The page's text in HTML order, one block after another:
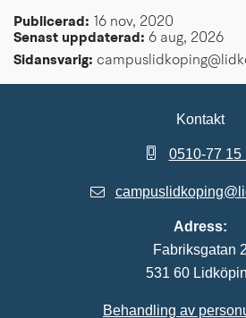
Publicerad:
16 nov, 2020
Senast uppdaterad: 6 aug, 2026
Sidansvarig:
Kontakt
0510-77 15
Adress:
Fabriksgatan 2
531 60
Behandling av